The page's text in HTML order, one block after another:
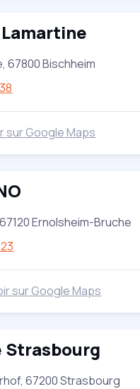
67800 Bischheim
sur Google Maps
Ernolsheim-Bruche
sur Google Maps
Strasbourg
67200 Strasbourg